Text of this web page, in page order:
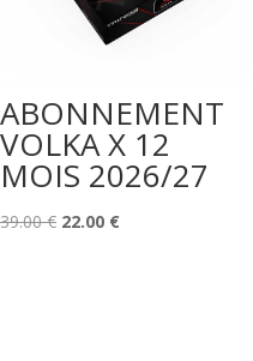
ABONNEMENT
VOLKA X 12
MOIS 2026/27
39.00€ Le
22.00 €Le